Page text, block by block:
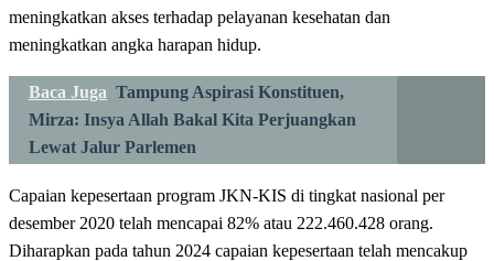
meningkatkan akses terhadap pelayanan kesehatan dan
meningkatkan angka harapan hidup.
Baca Juga Tampung Aspirasi Konstituen,
Mirza: Insya Allah Bakal Kita Perjuangkan
Lewat Jalur Parlemen
Capaian kepesertaan program JKN-KIS di tingkat nasional per
desember 2020 telah mencapai 82% atau 222.460.428 orang.
Diharapkan pada tahun 2024 capaian kepesertaan telah mencakup